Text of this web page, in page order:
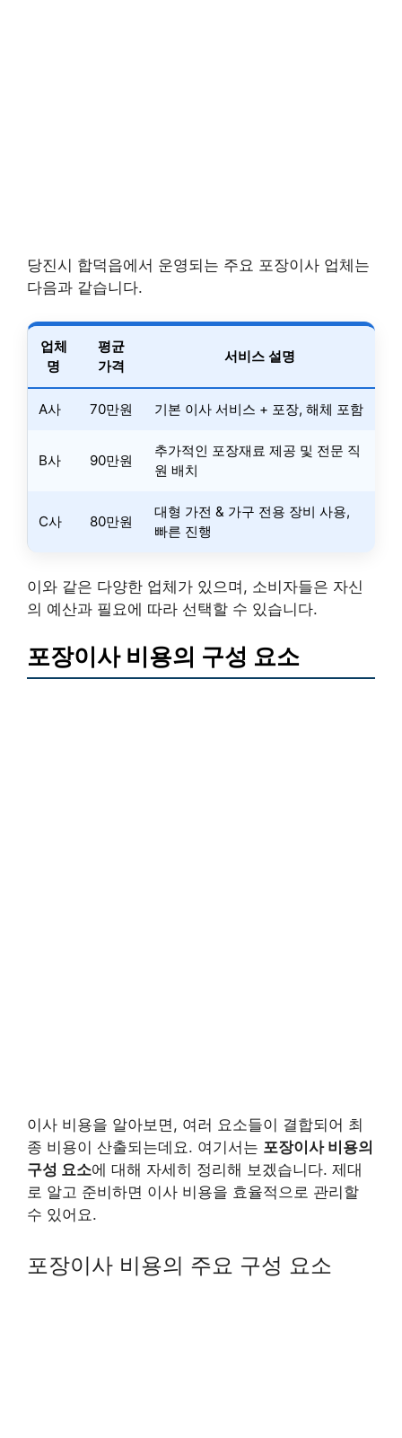
당진시 합덕읍에서 운영되는 주요 포장이사 업체는
다음과 같습니다.
업체
명
평균
가격
서비스 설명
A사 70만원 기본 이사 서비스 + 포장, 해체 포함
B사 90만원
추가적인 포장재료 제공 및 전문 직
원 배치
C사 80만원
대형 가전 & 가구 전용 장비 사용,
빠른 진행
이와 같은 다양한 업체가 있으며, 소비자들은 자신
의 예산과 필요에 따라 선택할 수 있습니다.
포장이사 비용의 구성 요소
이사 비용을 알아보면, 여러 요소들이 결합되어 최
종 비용이 산출되는데요. 여기서는 포장이사 비용의
구성 요소에 대해 자세히 정리해 보겠습니다. 제대
로 알고 준비하면 이사 비용을 효율적으로 관리할
수 있어요.
포장이사 비용의 주요 구성 요소